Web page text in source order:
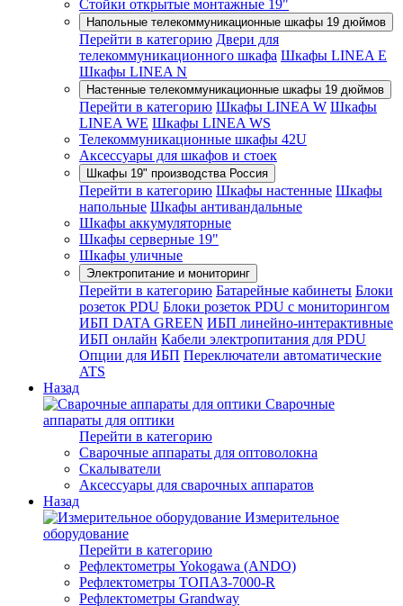
Стойки открытые монтажные 19"
Напольные телекоммуникационные шкафы 19 дюймов
Перейти в категорию Двери для
телекоммуникационного шкафа Шкафы LINEA E
Шкафы LINEA N
Настенные телекоммуникационные шкафы 19 дюймов
Перейти в категорию Шкафы LINEA W Шкафы
LINEA WE Шкафы LINEA WS
Телекоммуникационные шкафы 42U
Аксессуары для шкафов и стоек
Шкафы 19" производства Россия
Перейти в категорию Шкафы настенные Шкафы
напольные Шкафы антивандальные
Шкафы аккумуляторные
Шкафы серверные 19"
Шкафы уличные
Электропитание и мониторинг
Перейти в категорию Батарейные кабинеты Блоки
розеток PDU Блоки розеток PDU с мониторингом
ИБП DATA GREEN ИБП линейно-интерактивные
ИБП онлайн Кабели электропитания для PDU
Опции для ИБП Переключатели автоматические
ATS
Назад
Сварочные
аппараты для оптики
Перейти в категорию
Сварочные аппараты для оптоволокна
Скалыватели
Аксессуары для сварочных аппаратов
Назад
Измерительное
оборудование
Перейти в категорию
Рефлектометры Yokogawa (ANDO)
Рефлектометры ТОПАЗ-7000-R
Рефлектометры Grandway